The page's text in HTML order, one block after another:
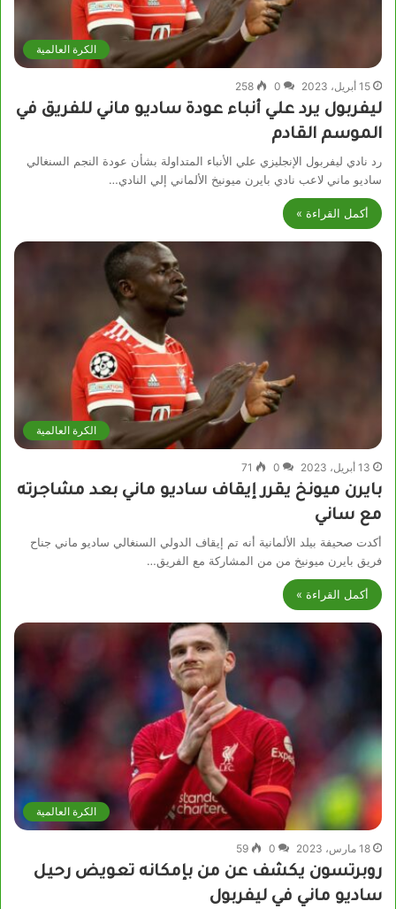
الكرة العالمية
15 أبريل، 2023 0
258
ليفربول يرد علي أنباء عودة ساديو ماني للفريق في
الموسم القادم
رد نادي ليفربول الإنجليزي علي الأنباء المتداولة بشأن عودة النجم السنغالي
ساديو ماني لاعب نادي بايرن ميونيخ الألماني إلي النادي…
أكمل القراءة »
الكرة العالمية
13 أبريل، 2023 0
71
بايرن ميونخ يقرر إيقاف ساديو ماني بعد مشاجرته
مع ساني
أكدت صحيفة بيلد الألمانية أنه تم إيقاف الدولي السنغالي ساديو ماني جناح
فريق بايرن ميونيخ من من المشاركة مع الفريق…
أكمل القراءة »
الكرة العالمية
18 مارس، 2023 0
59
روبرتسون يكشف عن من بإمكانه تعويض رحيل
ساديو ماني في ليفربول